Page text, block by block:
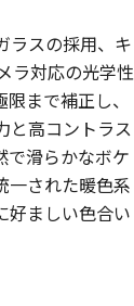
ラスの採用、キ
ラ対応の光学性
まで補正し、
と高コントラス
で滑らかなボケ
一された暖色系
好ましい色合い